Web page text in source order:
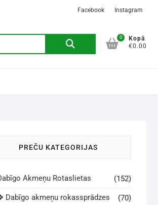
Facebook Instagram
0
Kopā
€0.00
PREČU KATEGORIJAS
Akmeņu Rotaslietas (152)
Dabīgo akmeņu rokassprādzes (70)